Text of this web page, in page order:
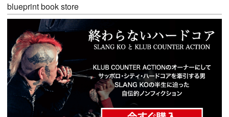
blueprint book store